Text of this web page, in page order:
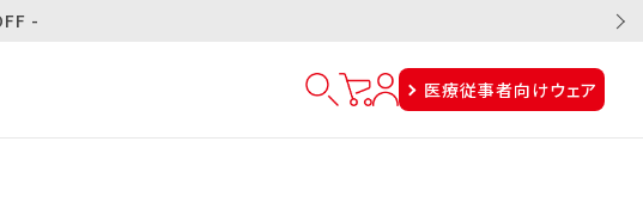
-
医療従事者向けウェア